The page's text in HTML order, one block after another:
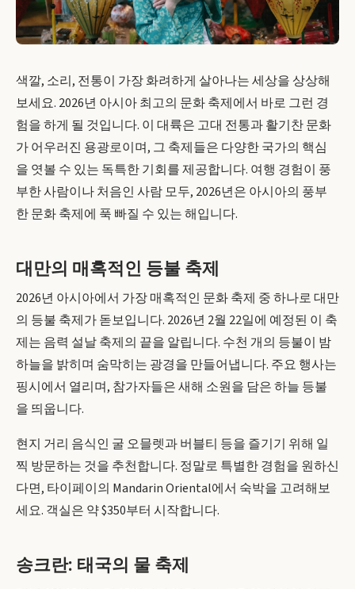
색깔, 소리, 전통이 가장 화려하게 살아나는 세상을 상상해
보세요. 2026년 아시아 최고의 문화 축제에서 바로 그런 경
험을 하게 될 것입니다. 이 대륙은 고대 전통과 활기찬 문화
가 어우러진 용광로이며, 그 축제들은 다양한 국가의 핵심
을 엿볼 수 있는 독특한 기회를 제공합니다. 여행 경험이 풍
부한 사람이나 처음인 사람 모두, 2026년은 아시아의 풍부
한 문화 축제에 푹 빠질 수 있는 해입니다.
대만의 매혹적인 등불 축제
2026년 아시아에서 가장 매혹적인 문화 축제 중 하나로 대만
의 등불 축제가 돋보입니다. 2026년 2월 22일에 예정된 이 축
제는 음력 설날 축제의 끝을 알립니다. 수천 개의 등불이 밤
하늘을 밝히며 숨막히는 광경을 만들어냅니다. 주요 행사는
핑시에서 열리며, 참가자들은 새해 소원을 담은 하늘 등불
을 띄웁니다.
현지 거리 음식인 굴 오믈렛과 버블티 등을 즐기기 위해 일
찍 방문하는 것을 추천합니다. 정말로 특별한 경험을 원하신
다면, 타이페이의 Mandarin Oriental에서 숙박을 고려해보
세요. 객실은 약 $350부터 시작합니다.
송크란: 태국의 물 축제